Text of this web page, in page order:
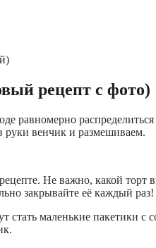
рецепт с фото)
равномерно
руки венчик и размешиваем.
Не важно, какой торт
закрывайте её каждый
стать маленькие